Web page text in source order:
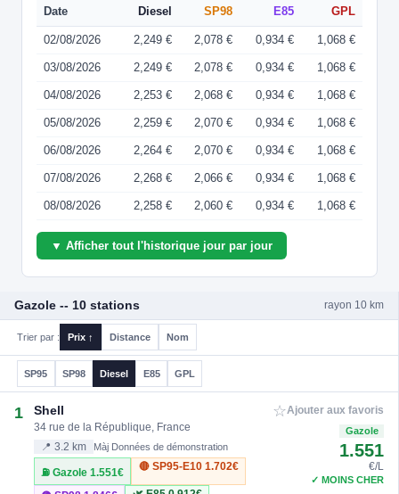
Date Diesel SP98 E85 GPL
02/08/2026 2,249 € 2,078 € 0,934 € 1,068 €
03/08/2026 2,249 € 2,078 € 0,934 € 1,068 €
04/08/2026 2,253 € 2,068 € 0,934 € 1,068 €
05/08/2026 2,259 € 2,070 € 0,934 € 1,068 €
06/08/2026 2,264 € 2,070 € 0,934 € 1,068 €
07/08/2026 2,268 € 2,066 € 0,934 € 1,068 €
08/08/2026 2,258 € 2,060 € 0,934 € 1,068 €
▼ Afficher tout l'historique jour par jour
Gazole -- 10 stations rayon 10 km
Trier par : Prix ↑ Distance Nom
SP95 SP98 Diesel E85 GPL
1 Shell
34 rue de la République, France
📍 3.2 km Màj Données de démonstration
⛽ Gazole1.551€
🔴 SP95-E10 1.702€
☆Ajouter aux favoris
Gazole
1.551
€/L
✓ MOINS CHER